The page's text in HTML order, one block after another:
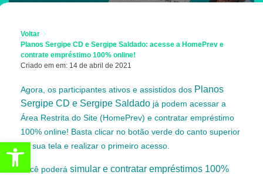
Voltar
Planos Sergipe CD e Sergipe Saldado: acesse a HomePrev e
contrate empréstimo 100% online!
Criado em em: 14 de abril de 2021
Agora, os participantes ativos e assistidos dos Planos
Sergipe CD e Sergipe Saldado já podem acessar a
Área Restrita do Site (HomePrev) e contratar empréstimo
100% online! Basta clicar no botão verde do canto superior
da sua tela e realizar o primeiro acesso.
Você poderá simular e contratar empréstimos 100%
Abrir a barra de ferramentas